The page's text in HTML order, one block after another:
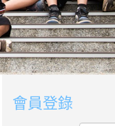
會員登錄